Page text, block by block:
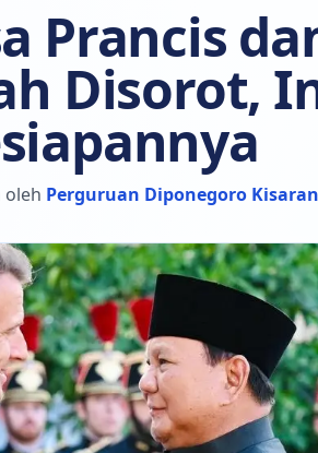
Prancis
Disorot,
oleh Perguruan Diponegoro Kisaran